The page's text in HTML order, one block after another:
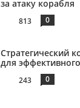
за атаку корабля
813 0
Стратегический
для
243 0